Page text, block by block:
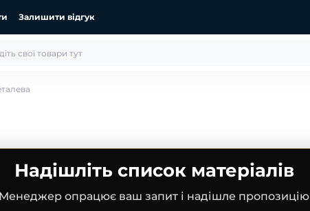
Залишити відгук
Надішліть список матеріалів
Менеджер опрацює ваш запит і надішле пропозицію